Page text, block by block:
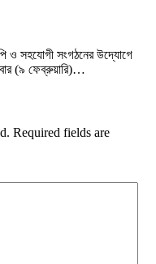
ও সহযোগী সংগঠনের উদ্যোগে
(৯ ফেব্রুয়ারি)…
Required fields are